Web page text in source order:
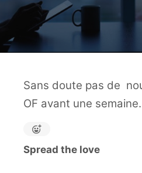
Sans doute pas de
OF avant une
Spread the love